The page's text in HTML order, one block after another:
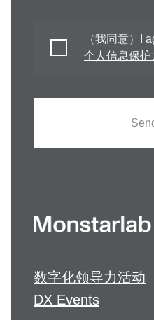
（我同意）I
个人信息保护
数字化领导力活动
DX Events